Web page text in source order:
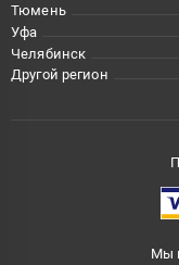
Тюмень
Уфа
Челябинск
Другой регион
Мы